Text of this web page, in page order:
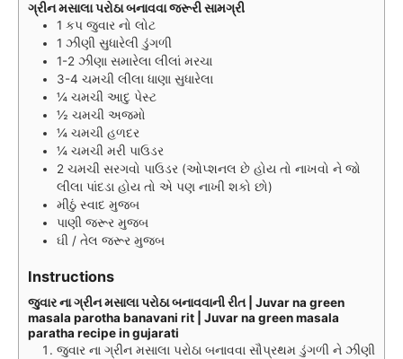
ગ્રીન મસાલા પરોઠા બનાવવા જરૂરી સામગ્રી
1 કપ જુવાર નો લોટ
1 ઝીણી સુધારેલી ડુંગળી
1-2 ઝીણા સમારેલા લીલાં મરચા
3-4 ચમચી લીલા ધાણા સુધારેલા
¼ ચમચી આદુ પેસ્ટ
½ ચમચી અજમો
¼ ચમચી હળદર
¼ ચમચી મરી પાઉડર
2 ચમચી સરગવો પાઉડર (ઓપ્શનલ છે હોય તો નાખવો ને જો
લીલા પાંદડા હોય તો એ પણ નાખી શકો છો)
મીઠું સ્વાદ મુજબ
પાણી જરૂર મુજબ
ઘી / તેલ જરૂર મુજબ
Instructions
જુવાર ના ગ્રીન મસાલા પરોઠા બનાવવાની રીત | Juvar na green
masala parotha banavani rit | Juvar na green masala
paratha recipe in gujarati
જુવાર ના ગ્રીન મસાલા પરોઠા બનાવવા સૌપ્રથમ ડુંગળી ને ઝીણી